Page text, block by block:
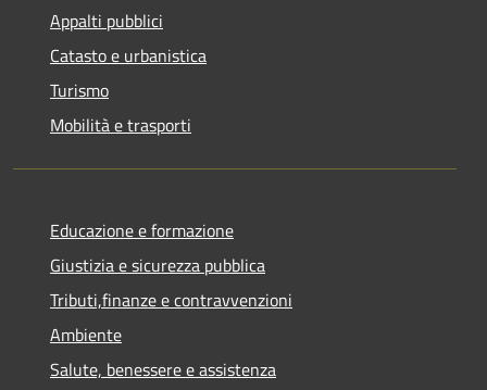
Appalti pubblici
Catasto e urbanistica
Turismo
Mobilità e trasporti
Educazione e formazione
Giustizia e sicurezza pubblica
Tributi,finanze e contravvenzioni
Ambiente
Salute, benessere e assistenza